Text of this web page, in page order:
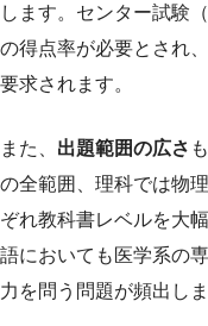
します。センター試験
の得点率が必要とされ
要求されます。
また、 出題範囲の広さ
の全範囲、理科では物
ぞれ教科書レベルを大
語においても医学系の
力を問う問題が頻出しま